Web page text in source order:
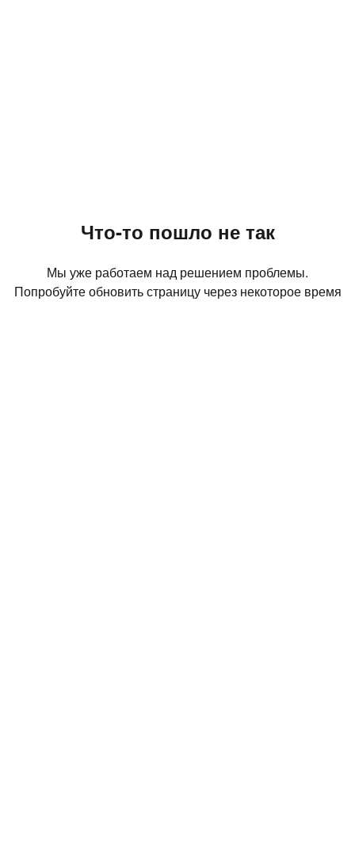
Что-то пошло не так
Мы уже работаем над решением проблемы.
Попробуйте обновить страницу через некоторое время